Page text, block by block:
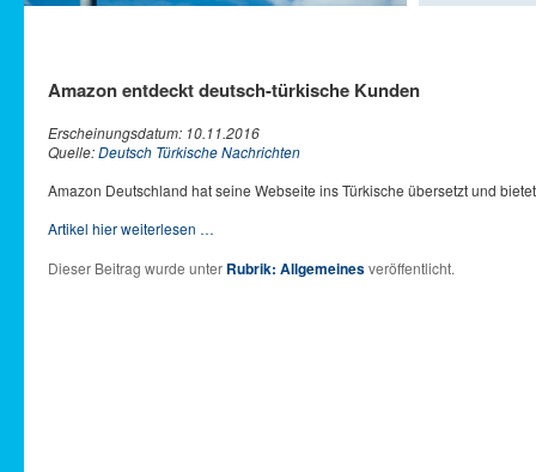
Amazon entdeckt deutsch-türkische Kunden
Erscheinungsdatum: 10.11.2016
Quelle:Deutsch Türkische Nachrichten
Amazon Deutschland hat seine Webseite ins Türkische übersetzt und
Artikel hier weiterlesen …
Dieser Beitrag wurde unter Rubrik: Allgemeinesveröffentlicht.